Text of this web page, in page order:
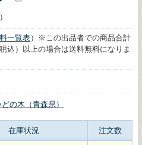
一覧表）※この出品者での商品合計
込）以上の場合は送料無料になりま
の木（青森県）
在庫状況 注文数